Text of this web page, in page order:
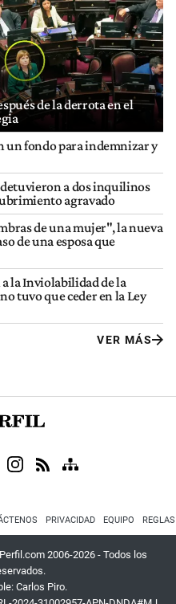
de la derrota en el
un fondo para indemnizar y
a dos inquilinos
agravado
de una mujer", la nueva
de una esposa que
la Inviolabilidad de la
tuvo que ceder en la Ley
VER MÁS
PRIVACIDAD EQUIPO
2006-2026 - Todos los
Carlos Piro.